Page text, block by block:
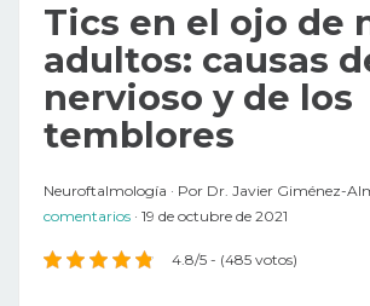
Tics en el ojo de
adultos: causas
nervioso y de los
temblores
Neuroftalmología Por Dr. Javier Giménez-
comentarios 19 de octubre de 2021
4.8/5 - (485 votos)